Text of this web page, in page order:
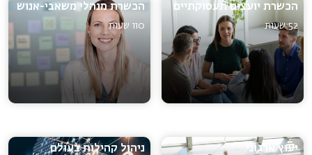
הכשרת יועצים תעסוקתיים
52 שעות
הכשרת מנהלי משאבי-אנוש
110 שעות
יעוץ ארגוני
ניהול קהילות בעולם